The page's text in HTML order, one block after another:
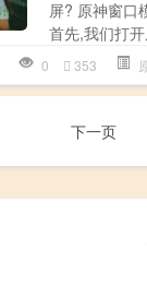
屏? 原神窗口
首先,我们打
0 353
下一页